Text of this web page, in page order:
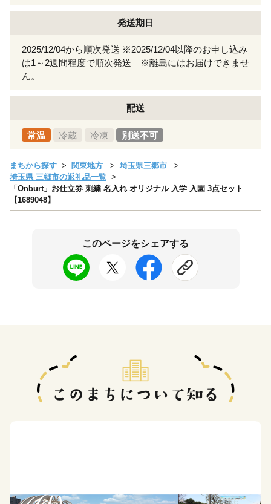
発送期日
2025/12/04から順次発送 ※2025/12/04以降のお申し込み
は1～2週間程度で順次発送 ※離島にはお届けできませ
ん。
配送
常温 冷蔵 冷凍 別送不可
まちから探す 関東地方
埼玉県三郷市
埼玉県 三郷市の返礼品一覧
「Onburt」お仕立券 刺繍 名入れ オリジナル 入学 入園 3点セット
【1689048】
このページをシェアする